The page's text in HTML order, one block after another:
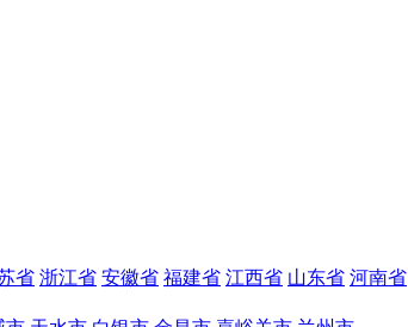
省 浙江省 安徽省 福建省 江西省 山东省 河南省